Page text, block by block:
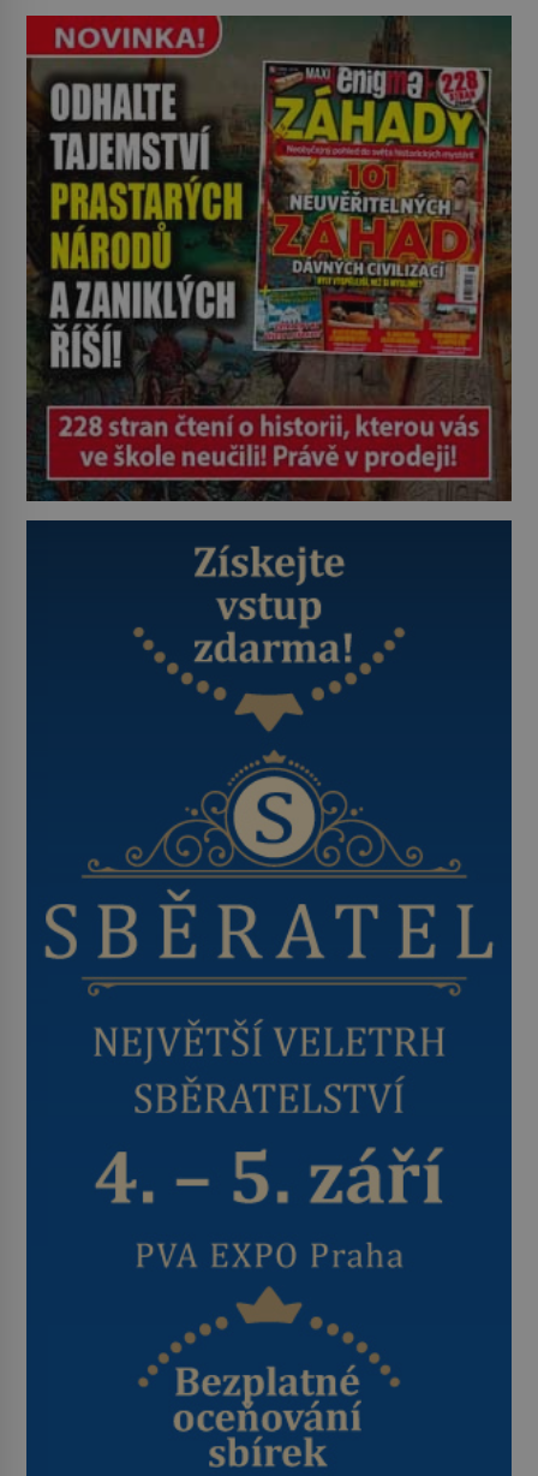
Máme se podobné obří vlny obávat
i v Evropě? Vznik tsunami si […]
Jsou ale výjimky, kde pohřební
plačky smutně žmoulají kapesníky
nikoli při smutečním obřadu, ale
při pohledu na výši vyměřené
podpory v nezaměstnanosti. Kam
vás pozveme? Unikátní hřbitov,
který si vysloužil název „Veselý“,
najdeme v rumunské vesnici
Sapanta, nedaleko hranic […]